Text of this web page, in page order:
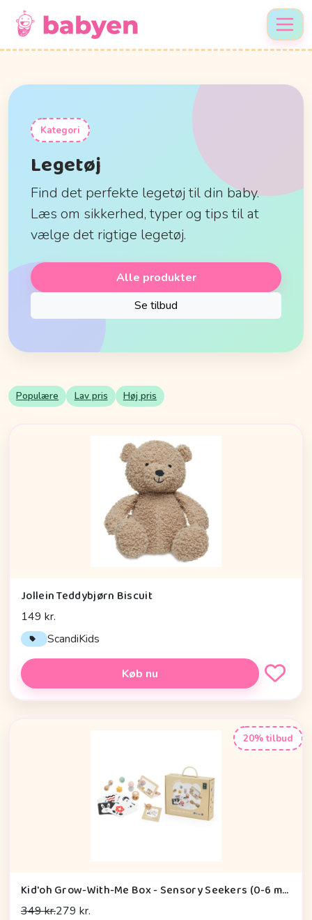
Kategori
Legetøj
Find det perfekte legetøj til din baby.
Læs om sikkerhed, typer og tips til at
vælge det rigtige legetøj.
Alle produkter
Se tilbud
Populære Lav pris Høj pris
Jollein Teddybjørn Biscuit
149 kr.
ScandiKids
Køb nu
20% tilbud
Kid'oh Grow-With-Me Box - Sensory Seekers (0-6 mdr.)
349 kr.279 kr.